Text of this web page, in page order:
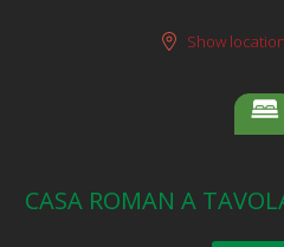
Show location
CASA ROMAN A